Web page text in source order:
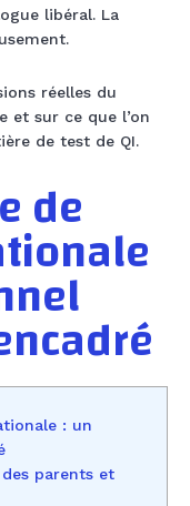
libéral. La
réelles du
et sur ce que l’on
de test de QI.
de
: un
parents et